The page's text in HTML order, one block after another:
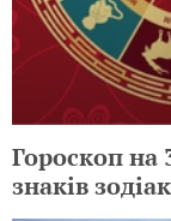
Гороскоп на
знаків